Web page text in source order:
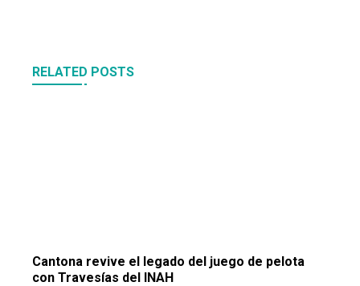
RELATED POSTS
Cantona revive el legado del juego de pelota
con Travesías del INAH